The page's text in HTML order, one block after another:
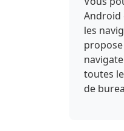
Android
les
toutes
de